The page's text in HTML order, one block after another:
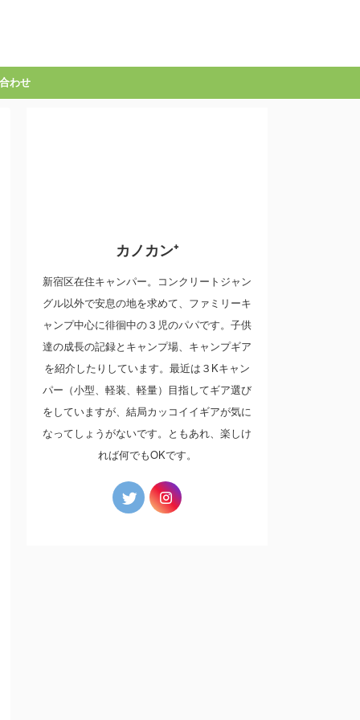
わせ
カノカン⁺
新宿区在住キャンパー。コンクリートジャン
グル以外で安息の地を求めて、ファミリーキ
ャンプ中心に徘徊中の３児のパパです。子供
達の成長の記録とキャンプ場、キャンプギア
を紹介したりしています。最近は３Kキャン
パー（小型、軽装、軽量）目指してギア選び
をしていますが、結局カッコイイギアが気に
なってしょうがないです。ともあれ、楽しけ
れば何でもOKです。